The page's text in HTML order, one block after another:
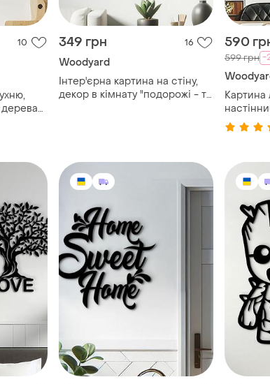
10 349 грн 16
Woodyard
Інтер'єрна картина на стіну,
декор в кімнату "подорожі - то
590
599 грн -
"крона